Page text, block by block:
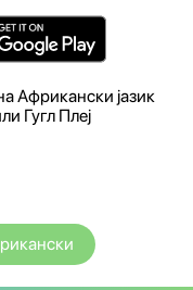
Африкански јазик
Гугл Плеј